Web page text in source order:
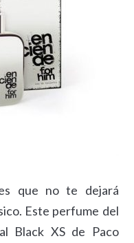
que no te dejará
Este perfume del
Black XS de Paco